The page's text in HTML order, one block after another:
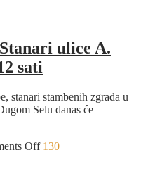
Ivanić-
Grada
bez
do
12
oštećenja
ulice A.
sati
stanari stambenih zgrada u
Selu danas će
Offon
130